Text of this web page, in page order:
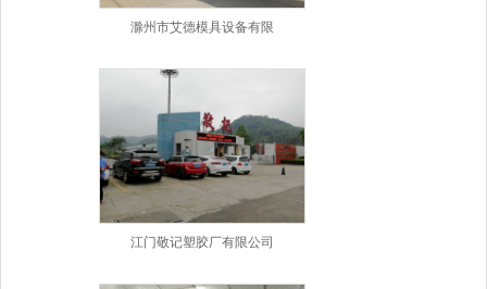
滁州市艾德模具设备有限
江门敬记塑胶厂有限公司